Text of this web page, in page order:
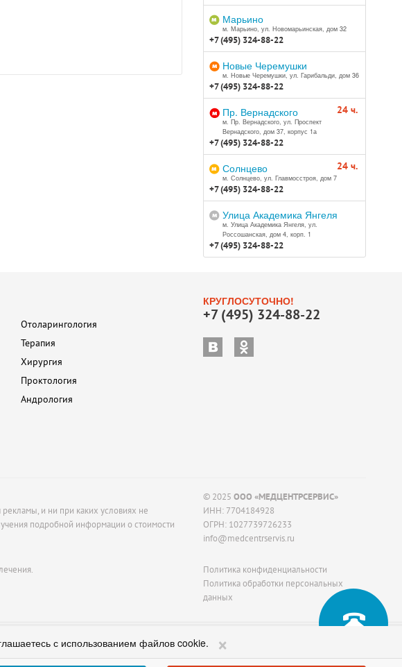
Марьино
м. Марьино, ул. Новомарьинская, дом 32
+7 (495) 324-88-22
Новые Черемушки
м. Новые Черемушки, ул. Гарибальди, дом 36
+7 (495) 324-88-22
Пр. Вернадского
м. Пр. Вернадского, ул. Проспект
Вернадского, дом 37, корпус 1а
+7 (495) 324-88-22
24 ч.
Солнцево
м. Солнцево, ул. Главмосстроя, дом 7
+7 (495) 324-88-22
24 ч.
Улица Академика Янгеля
м. Улица Академика Янгеля, ул.
Россошанская, дом 4, корп. 1
+7 (495) 324-88-22
с использованием файлов cookie. ×
Отоларингология
Терапия
Хирургия
Проктология
Андрология
КРУГЛОСУТОЧНО!
+7 (495) 324-88-22
и ни при каких условиях не
подробной информации о стоимости
© 2025ООО «МЕДЦЕНТРСЕРВИС»
ИНН: 7704184928
ОГРН: 1027739726233
info@medcentrservis.ru
Политика конфиденциальности
Политика обработки персональных
данных
СО СПЕЦИАЛИСТОМ